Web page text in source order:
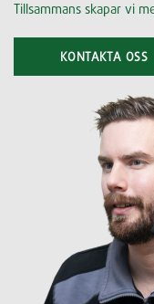
Tillsammans skapar vi
KONTAKTA OSS